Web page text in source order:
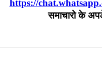
https://
समाचारो के